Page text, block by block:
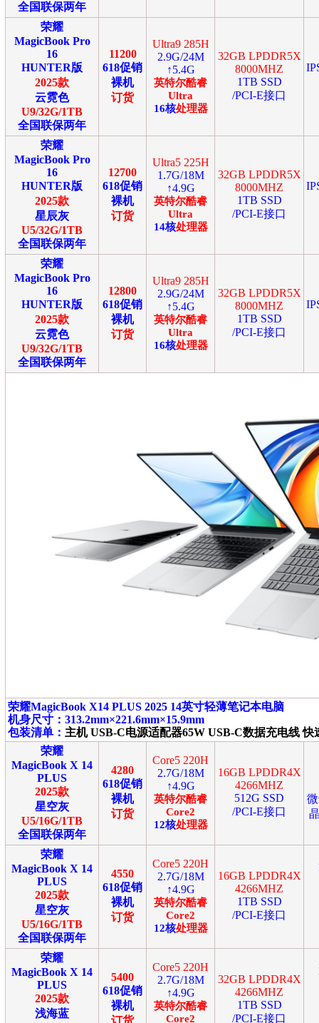
全国联保两年
荣耀
MagicBook Pro
16
HUNTER版
2025款
云霓色
U9/32G/1TB
全国联保两年
11200
618促销
裸机
订货
Ultra9 285H
2.9G/24M
↑5.4G
英特尔酷睿
Ultra
16核处理器
32GB LPDDR5X
8000MHZ
1TB SSD
/PCI-E接口
荣耀
MagicBook Pro
16
HUNTER版
2025款
星辰灰
U5/32G/1TB
全国联保两年
12700
618促销
裸机
订货
Ultra5 225H
1.7G/18M
↑4.9G
英特尔酷睿
Ultra
14核处理器
32GB LPDDR5X
8000MHZ
1TB SSD
/PCI-E接口
荣耀
MagicBook Pro
16
HUNTER版
2025款
云霓色
U9/32G/1TB
全国联保两年
12800
618促销
裸机
订货
Ultra9 285H
2.9G/24M
↑5.4G
英特尔酷睿
Ultra
16核处理器
32GB LPDDR5X
8000MHZ
1TB SSD
/PCI-E接口
荣耀MagicBook X14 PLUS 2025 14英寸轻薄笔记本电脑
机身尺寸：313.2mm×221.6mm×15.9mm
包装清单： 主机 USB-C电源适配器65W USB-C数据充电线
荣耀
MagicBook X 14
PLUS
2025款
星空灰
U5/16G/1TB
全国联保两年
4280
618促销
裸机
订货
Core5 220H
2.7G/18M
↑4.9G
英特尔酷睿
Core2
12核处理器
16GB LPDDR4X
4266MHZ
512G SSD
/PCI-E接口
荣耀
MagicBook X 14
PLUS
2025款
星空灰
U5/16G/1TB
全国联保两年
4550
618促销
裸机
订货
Core5 220H
2.7G/18M
↑4.9G
英特尔酷睿
Core2
12核处理器
16GB LPDDR4X
4266MHZ
1TB SSD
/PCI-E接口
荣耀
MagicBook X 14
PLUS
2025款
浅海蓝
5400
618促销
裸机
订货
Core5 220H
2.7G/18M
↑4.9G
英特尔酷睿
Core2
32GB LPDDR4X
4266MHZ
1TB SSD
/PCI-E接口